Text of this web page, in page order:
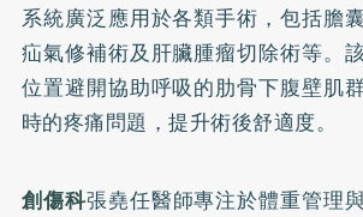
系統廣泛應用於各類手術，包括膽
疝氣修補術及肝臟腫瘤切除術等。
位置避開協助呼吸的肋骨下腹壁肌
時的疼痛問題，提升術後舒適度。
創傷科張堯任醫師專注於體重管理